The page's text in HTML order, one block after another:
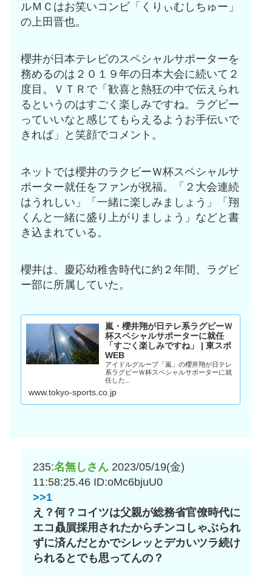
ルＭＣはお笑いコンビ「くりぃむしちゅー」
の上田晋也。
櫻井が日本テレビのスペシャルサポーターを
務めるのは２０１９年の日本大会に続いて２
度目。ＶＴＲで「歓喜と熱狂の中で伝えられ
るというのはすごく楽しみですね。ラグビー
っていいなと感じてもらえるようお手伝いで
きれば」と笑顔でコメント。
ネットでは櫻井のラクビーＷ杯スペシャルサ
ポーター就任をファンが祝福。「２大会連続
はうれしい」「一緒に楽しみましょう」「翔
くんと一緒に盛り上がりましょう」などと書
き込まれている。
櫻井は、慶応幼稚舎時代に約２年間、ラグビ
ー部に所属していた。
嵐・櫻井翔が日テレ系ラグビーＷ
杯スペシャルサポーターに就任
「すごく楽しみですね」 | 東スポ
WEB
アイドルグループ「嵐」の櫻井翔が日テレ
系ラグビーＷ杯スペシャルサポーターに就
任した...
www.tokyo-sports.co.jp
235:名無しさん 2023/05/19(金)
11:58:25.46 ID:oMc6bjuU0
>>1
え？何？コイツは父親が総務省官僚時代に
エコ贔屓採用されたからチンコしゃぶられ
ずに済んだとかでシレッとデカいツラ続け
られるとでも思ってんの？